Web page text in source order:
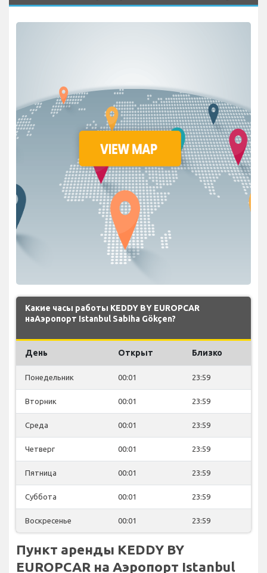
Какие часы работы KEDDY BY EUROPCAR
наАэропорт Istanbul Sabiha Gökçen?
День Открыт Близко
Понедельник 00:01 23:59
Вторник 00:01 23:59
Среда 00:01 23:59
Четверг 00:01 23:59
Пятница 00:01 23:59
Суббота 00:01 23:59
Воскресенье 00:01 23:59
Пункт аренды KEDDY BY
EUROPCAR на Аэропорт Istanbul